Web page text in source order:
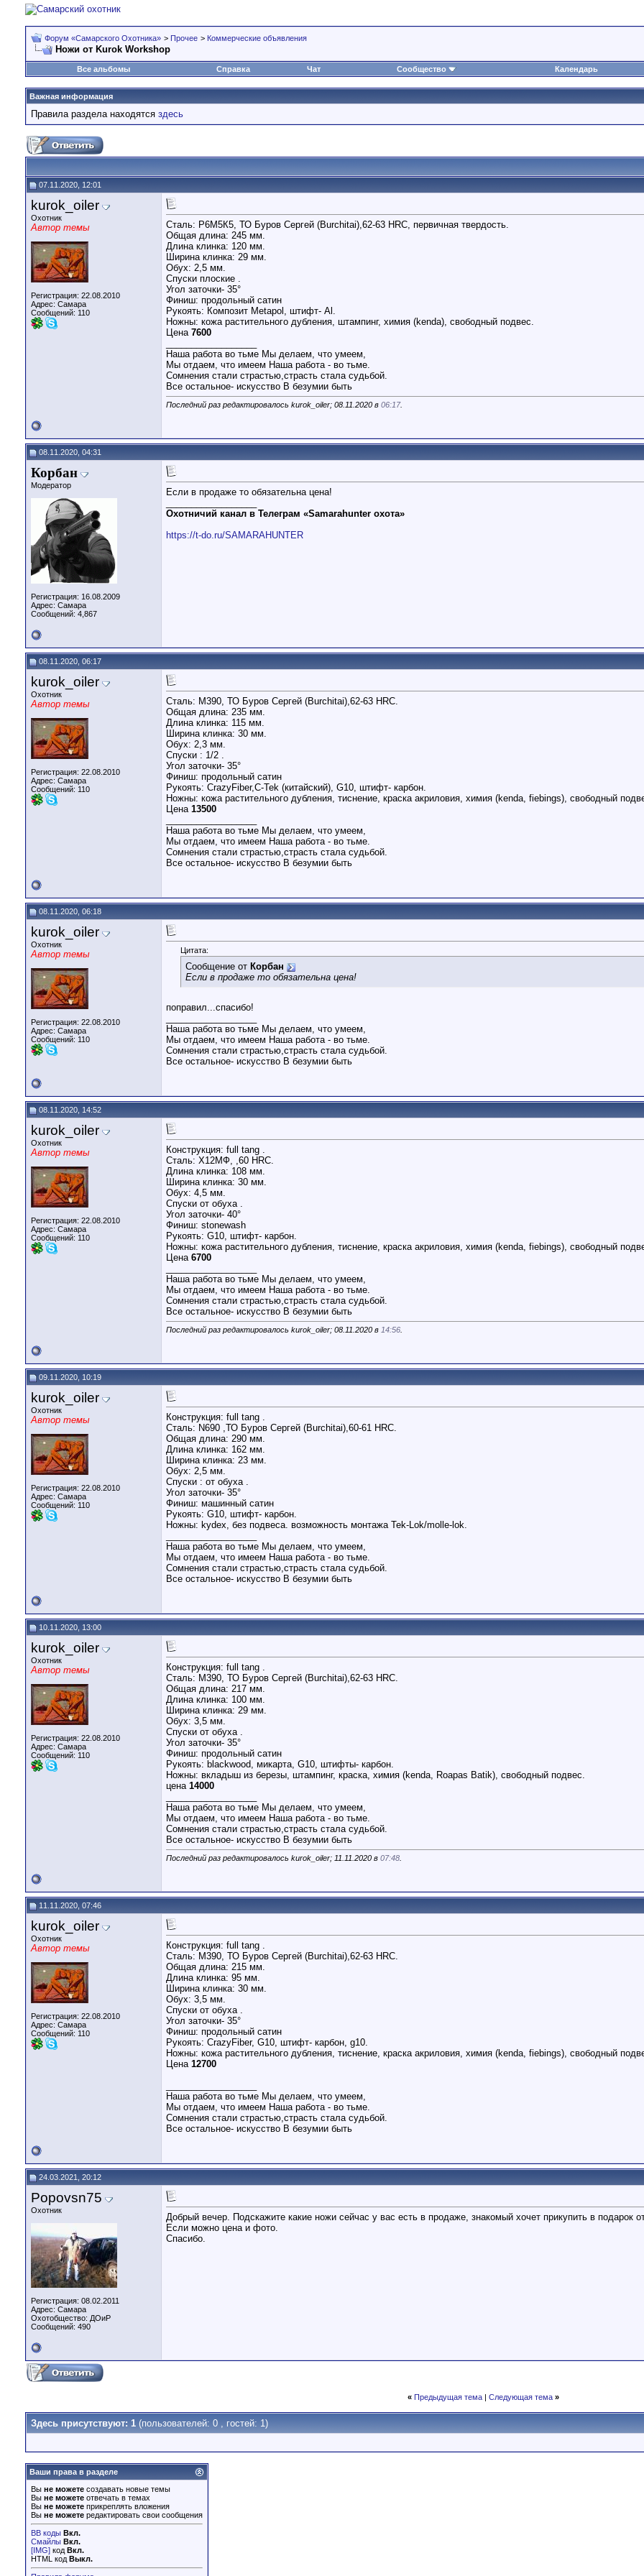
Форум «Самарского Охотника» > Прочее > Коммерческие объявления
Ножи от Kurok Workshop
Все альбомы Справка Чат Сообщество Календарь
Важная информация
Правила раздела находятся здесь
07.11.2020, 12:01
kurok_oiler
Охотник
Автор темы
Регистрация: 22.08.2010
Адрес: Самара
Сообщений: 110
Сталь: Р6М5К5, ТО Буров Сергей (Burchitai),62-63 HRC, первичная твердость.
Общая длина: 245 мм.
Длина клинка: 120 мм.
Ширина клинка: 29 мм.
Обух: 2,5 мм.
Спуски плоские .
Угол заточки- 35°
Финиш: продольный сатин
Рукоять: Композит Metapol, штифт- Al.
Ножны: кожа растительного дубления, штампинг, химия (kenda), свободный подвес.
Цена 7600
Наша работа во тьме Мы делаем, что умеем,
Мы отдаем, что имеем Наша работа - во тьме.
Сомнения стали страстью,страсть стала судьбой.
Все остальное- искусство В безумии быть
Последний раз редактировалось kurok_oiler; 08.11.2020 в 06:17.
08.11.2020, 04:31
Корбан
Модератор
Регистрация: 16.08.2009
Адрес: Самара
Сообщений: 4,867
Если в продаже то обязательна цена!
Охотничий канал в Телеграм «Samarahunter охота»
https://t-do.ru/SAMARAHUNTER
08.11.2020, 06:17
kurok_oiler
Охотник
Автор темы
Регистрация: 22.08.2010
Адрес: Самара
Сообщений: 110
Сталь: М390, ТО Буров Сергей (Burchitai),62-63 HRC.
Общая длина: 235 мм.
Длина клинка: 115 мм.
Ширина клинка: 30 мм.
Обух: 2,3 мм.
Спуски : 1/2 .
Угол заточки- 35°
Финиш: продольный сатин
Рукоять: CrazyFiber,C-Tek (китайский), G10, штифт- карбон.
Ножны: кожа растительного дубления, тиснение, краска акриловия, химия (kenda, fiebings), свободный
Цена 13500
Наша работа во тьме Мы делаем, что умеем,
Мы отдаем, что имеем Наша работа - во тьме.
Сомнения стали страстью,страсть стала судьбой.
Все остальное- искусство В безумии быть
08.11.2020, 06:18
kurok_oiler
Охотник
Автор темы
Регистрация: 22.08.2010
Адрес: Самара
Сообщений: 110
Цитата:
Сообщение от Корбан
Если в продаже то обязательна цена!
поправил...спасибо!
Наша работа во тьме Мы делаем, что умеем,
Мы отдаем, что имеем Наша работа - во тьме.
Сомнения стали страстью,страсть стала судьбой.
Все остальное- искусство В безумии быть
08.11.2020, 14:52
kurok_oiler
Охотник
Автор темы
Регистрация: 22.08.2010
Адрес: Самара
Сообщений: 110
Конструкция: full tang .
Сталь: Х12МФ, ,60 HRC.
Длина клинка: 108 мм.
Ширина клинка: 30 мм.
Обух: 4,5 мм.
Спуски от обуха .
Угол заточки- 40°
Финиш: stonewash
Рукоять: G10, штифт- карбон.
Ножны: кожа растительного дубления, тиснение, краска акриловия, химия (kenda, fiebings), свободный
Цена 6700
Наша работа во тьме Мы делаем, что умеем,
Мы отдаем, что имеем Наша работа - во тьме.
Сомнения стали страстью,страсть стала судьбой.
Все остальное- искусство В безумии быть
Последний раз редактировалось kurok_oiler; 08.11.2020 в 14:56
09.11.2020, 10:19
kurok_oiler
Охотник
Автор темы
Регистрация: 22.08.2010
Адрес: Самара
Сообщений: 110
Конструкция: full tang .
Сталь: N690 ,ТО Буров Сергей (Burchitai),60-61 HRC.
Общая длина: 290 мм.
Длина клинка: 162 мм.
Ширина клинка: 23 мм.
Обух: 2,5 мм.
Спуски : от обуха .
Угол заточки- 35°
Финиш: машинный сатин
Рукоять: G10, штифт- карбон.
Ножны: kydex, без подвеса. возможность монтажа Tek-Lok/molle-lok.
Наша работа во тьме Мы делаем, что умеем,
Мы отдаем, что имеем Наша работа - во тьме.
Сомнения стали страстью,страсть стала судьбой.
Все остальное- искусство В безумии быть
10.11.2020, 13:00
kurok_oiler
Охотник
Автор темы
Регистрация: 22.08.2010
Адрес: Самара
Сообщений: 110
Конструкция: full tang .
Сталь: М390, ТО Буров Сергей (Burchitai),62-63 HRC.
Общая длина: 217 мм.
Длина клинка: 100 мм.
Ширина клинка: 29 мм.
Обух: 3,5 мм.
Спуски от обуха .
Угол заточки- 35°
Финиш: продольный сатин
Рукоять: blackwood, микарта, G10, штифты- карбон.
Ножны: вкладыш из березы, штампинг, краска, химия (kenda, Roapas Batik), свободный подвес.
цена 14000
Наша работа во тьме Мы делаем, что умеем,
Мы отдаем, что имеем Наша работа - во тьме.
Сомнения стали страстью,страсть стала судьбой.
Все остальное- искусство В безумии быть
Последний раз редактировалось kurok_oiler; 11.11.2020 в 07:48
11.11.2020, 07:46
kurok_oiler
Охотник
Автор темы
Регистрация: 22.08.2010
Адрес: Самара
Сообщений: 110
Конструкция: full tang .
Сталь: М390, ТО Буров Сергей (Burchitai),62-63 HRC.
Общая длина: 215 мм.
Длина клинка: 95 мм.
Ширина клинка: 30 мм.
Обух: 3,5 мм.
Спуски от обуха .
Угол заточки- 35°
Финиш: продольный сатин
Рукоять: CrazyFiber, G10, штифт- карбон, g10.
Ножны: кожа растительного дубления, тиснение, краска акриловия, химия (kenda, fiebings), свободный
Цена 12700
Наша работа во тьме Мы делаем, что умеем,
Мы отдаем, что имеем Наша работа - во тьме.
Сомнения стали страстью,страсть стала судьбой.
Все остальное- искусство В безумии быть
24.03.2021, 20:12
Popovsn75
Охотник
Регистрация: 08.02.2011
Адрес: Самара
Охотобщество: ДОиР
Сообщений: 490
Добрый вечер. Подскажите какие ножи сейчас у вас есть в продаже, знакомый хочет прикупить в подарок
Если можно цена и фото.
Спасибо.
« Предыдущая тема| Следующая тема »
Здесь присутствуют: 1 (пользователей: 0 , гостей: 1)
Ваши права в разделе
Вы не можете создавать новые темы
Вы не можете отвечать в темах
Вы не можете прикреплять вложения
Вы не можете редактировать свои сообщения
BB коды Вкл.
Смайлы Вкл.
[IMG] код Вкл.
HTML код Выкл.